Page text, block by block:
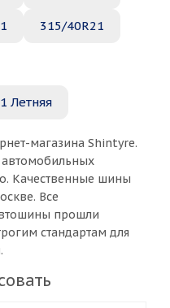
315/40R21
Летняя
магазина Shintyre.
Качественные шины
Все
прошли
стандартам для